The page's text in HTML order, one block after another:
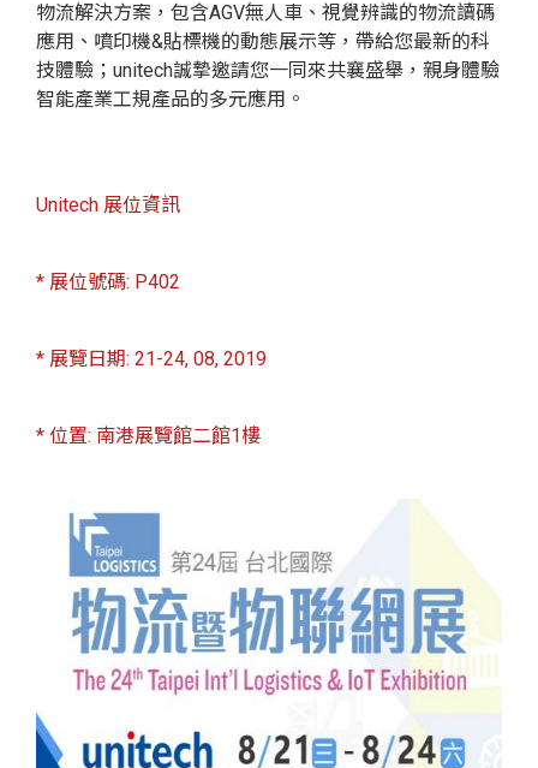
物流解決方案，包含AGV無人車、視覺辨識的物流讀碼
應用、噴印機&貼標機的動態展示等，帶給您最新的科
技體驗；unitech誠摯邀請您一同來共襄盛舉，親身體驗
智能產業工規產品的多元應用。
Unitech 展位資訊
* 展位號碼: P402
* 展覽日期: 21-24, 08, 2019
* 位置: 南港展覽館二館1樓